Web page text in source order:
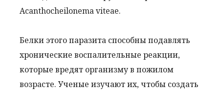
Acanthocheilonema viteae.
Белки этого паразита способны подавлять
хронические воспалительные реакции,
которые вредят организму в пожилом
возрасте. Ученые изучают их, чтобы создать